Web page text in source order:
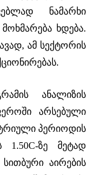
ნამარხი
ხდება.
ამ სექტორის
ანალიზის
არსებული
პერიოდის
ზე მეტად
აირების